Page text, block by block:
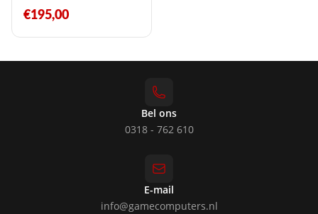
€195,00
Bel ons
0318 - 762 610
E-mail
info@gamecomputers.nl